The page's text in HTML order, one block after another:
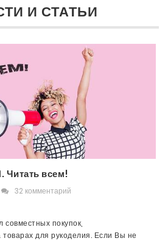
И СТАТЬИ
Читать всем!
32 комментарий
покупок,
для рукоделия. Если Вы не